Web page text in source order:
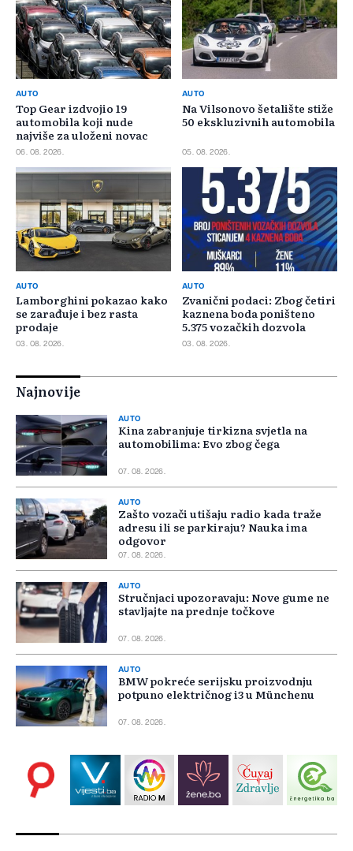
AUTO
Top Gear izdvojio 19
automobila koji nude
najviše za uloženi novac
06. 08. 2026.
AUTO
Na Vilsonovo šetalište stiže
50 ekskluzivnih automobila
05. 08. 2026.
AUTO
Lamborghini pokazao kako
se zarađuje i bez rasta
prodaje
03. 08. 2026.
AUTO
Zvanični podaci: Zbog četiri
kaznena boda poništeno
5.375 vozačkih dozvola
03. 08. 2026.
Najnovije
AUTO
Kina zabranjuje tirkizna svjetla na
automobilima: Evo zbog čega
07. 08. 2026.
AUTO
Zašto vozači utišaju radio kada traže
adresu ili se parkiraju? Nauka ima
odgovor
07. 08. 2026.
AUTO
Stručnjaci upozoravaju: Nove gume ne
stavljajte na prednje točkove
07. 08. 2026.
AUTO
BMW pokreće serijsku proizvodnju
potpuno električnog i3 u Münchenu
07. 08. 2026.